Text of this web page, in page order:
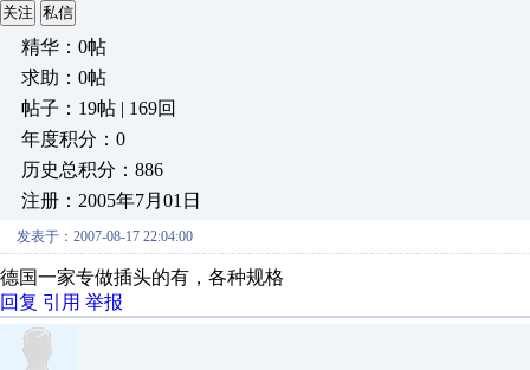
关注 私信
精华：0帖
求助：0帖
帖子：19帖 | 169回
年度积分：0
历史总积分：886
注册：2005年7月01日
发表于：2007-08-17 22:04:00
德国一家专做插头的有，各种规格
回复 引用 举报